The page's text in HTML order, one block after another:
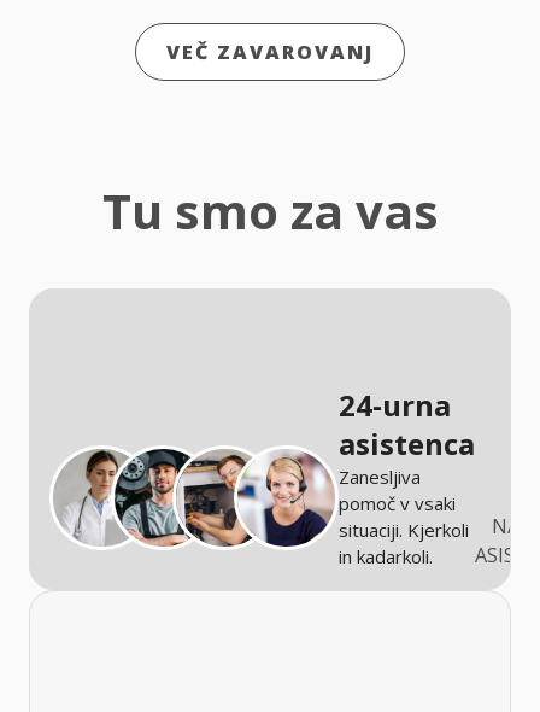
VEČ ZAVAROVANJ
Tu smo za vas
24-urna
asistenca
Zanesljiva
pomoč v vsaki
situaciji. Kjerkoli
in kadarkoli.